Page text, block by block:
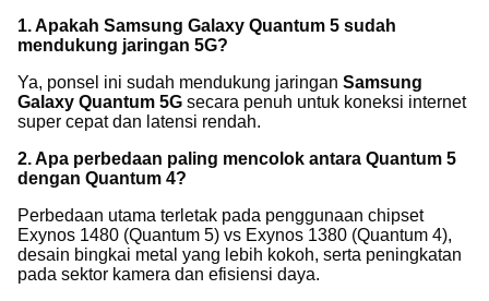
1. Apakah Samsung Galaxy Quantum 5 sudah
mendukung jaringan 5G?
Ya, ponsel ini sudah mendukung jaringan Samsung
Galaxy Quantum 5G secara penuh untuk koneksi internet
super cepat dan latensi rendah.
2. Apa perbedaan paling mencolok antara Quantum 5
dengan Quantum 4?
Perbedaan utama terletak pada penggunaan chipset
Exynos 1480 (Quantum 5) vs Exynos 1380 (Quantum 4),
desain bingkai metal yang lebih kokoh, serta peningkatan
pada sektor kamera dan efisiensi daya.